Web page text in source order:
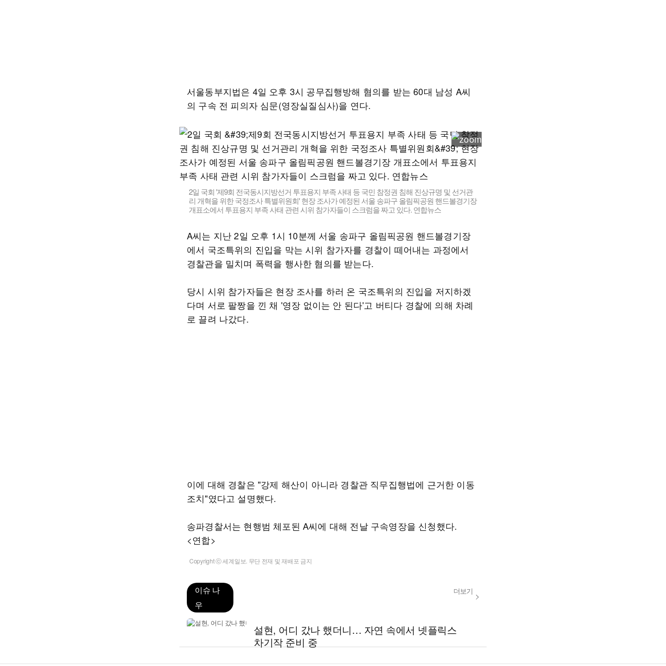
서울동부지법은 4일 오후 3시 공무집행방해 혐의를 받는 60대 남성 A씨
의 구속 전 피의자 심문(영장실질심사)을 연다.
2일 국회 '제9회 전국동시지방선거 투표용지 부족 사태 등 국민 참정권 침해 진상규명 및 선거관
리 개혁을 위한 국정조사 특별위원회' 현장 조사가 예정된 서울 송파구 올림픽공원 핸드볼경기장
개표소에서 투표용지 부족 사태 관련 시위 참가자들이 스크럼을 짜고 있다. 연합뉴스
A씨는 지난 2일 오후 1시 10분께 서울 송파구 올림픽공원 핸드볼경기장
에서 국조특위의 진입을 막는 시위 참가자를 경찰이 떼어내는 과정에서
경찰관을 밀치며 폭력을 행사한 혐의를 받는다.
당시 시위 참가자들은 현장 조사를 하러 온 국조특위의 진입을 저지하겠
다며 서로 팔짱을 낀 채 '영장 없이는 안 된다'고 버티다 경찰에 의해 차례
로 끌려 나갔다.
이에 대해 경찰은 "강제 해산이 아니라 경찰관 직무집행법에 근거한 이동
조치"였다고 설명했다.
송파경찰서는 현행범 체포된 A씨에 대해 전날 구속영장을 신청했다.
<연합>
Copyright ⓒ 세계일보. 무단 전재 및 재배포 금지
이슈 나
우
더보기
설현, 어디 갔나 했더니… 자연 속에서 넷플릭스
차기작 준비 중